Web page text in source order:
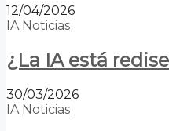
12/04/2026
IA Noticias
¿La IA está
30/03/2026
IA Noticias